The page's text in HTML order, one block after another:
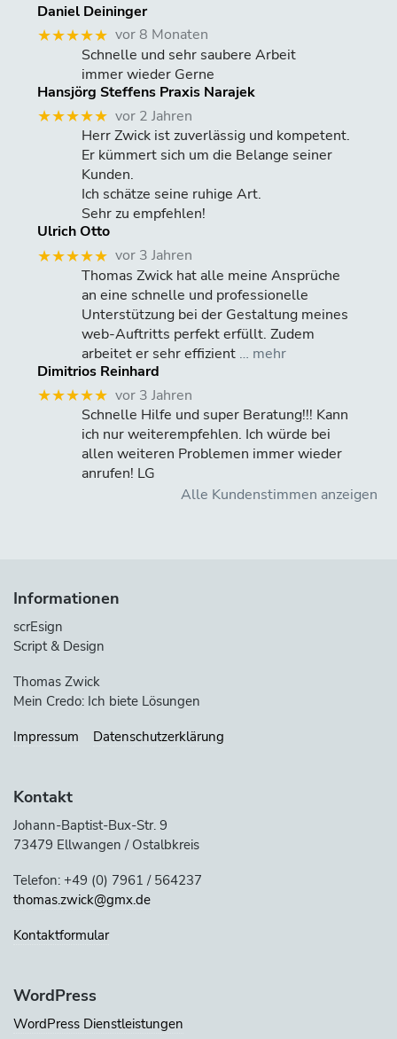
Daniel Deininger
★★★★★ vor 8 Monaten
Schnelle und sehr saubere Arbeit
immer wieder Gerne
Hansjörg Steffens Praxis Narajek
★★★★★ vor 2 Jahren
Herr Zwick ist zuverlässig und kompetent.
Er kümmert sich um die Belange seiner
Kunden.
Ich schätze seine ruhige Art.
Sehr zu empfehlen!
Ulrich Otto
★★★★★ vor 3 Jahren
Thomas Zwick hat alle meine Ansprüche
an eine schnelle und professionelle
Unterstützung bei der Gestaltung meines
web-Auftritts perfekt erfüllt. Zudem
arbeitet er sehr effizient … mehr
Dimitrios Reinhard
★★★★★ vor 3 Jahren
Schnelle Hilfe und super Beratung!!! Kann
ich nur weiterempfehlen. Ich würde bei
allen weiteren Problemen immer wieder
anrufen! LG
Alle Kundenstimmen anzeigen
Informationen
scrEsign
Script & Design
Thomas Zwick
Mein Credo: Ich biete Lösungen
Impressum
Datenschutzerklärung
Kontakt
Johann-Baptist-Bux-Str. 9
73479 Ellwangen / Ostalbkreis
Telefon: +49 (0) 7961 / 564237
thomas.zwick@gmx.de
Kontaktformular
WordPress
WordPress Dienstleistungen